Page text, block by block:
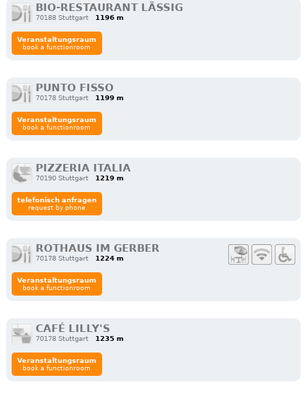
BIO-RESTAURANT LÄSSIG
70188 Stuttgart 1196 m
Veranstaltungsraum
book a functionroom
PUNTO FISSO
70178 Stuttgart 1199 m
Veranstaltungsraum
book a functionroom
PIZZERIA ITALIA
70190 Stuttgart 1219 m
telefonisch anfragen
request by phone
ROTHAUS IM GERBER
70178 Stuttgart 1224 m
Veranstaltungsraum
book a functionroom
CAFÉ LILLY'S
70178 Stuttgart 1235 m
Veranstaltungsraum
book a functionroom